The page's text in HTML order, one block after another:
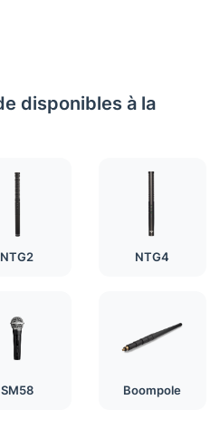
disponibles à la
NTG2 NTG4
SM58 Boompole